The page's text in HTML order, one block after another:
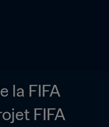
la FIFA
FIFA